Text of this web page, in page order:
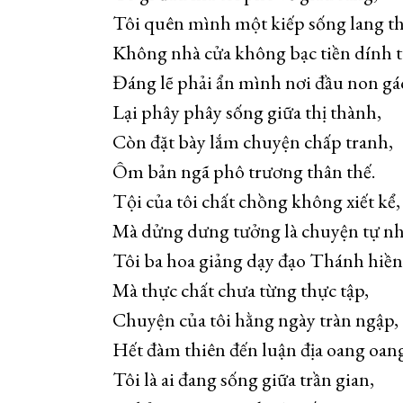
Tôi quên mình một kiếp sống lang
Không nhà cửa không bạc tiền dính
Đáng lẽ phải ẩn mình nơi đầu non
Lại phây phây sống giữa thị thành,
Còn đặt bày lắm chuyện chấp tranh,
Ôm bản ngã phô trương thân thế.
Tội của tôi chất chồng không xiết kể,
Mà dửng dưng tưởng là chuyện tự
Tôi ba hoa giảng dạy đạo Thánh
Mà thực chất chưa từng thực tập,
Chuyện của tôi hằng ngày tràn ngập,
Hết đàm thiên đến luận địa oang
Tôi là ai đang sống giữa trần gian,